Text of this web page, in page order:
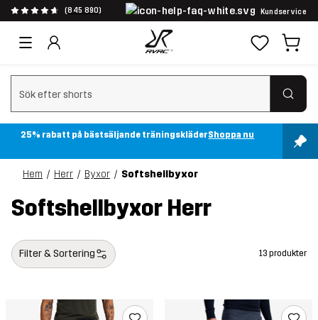
(845 890) Kundservice
Rensa sök
25% rabatt på bästsäljande träningskläderShoppa nu
Hem Herr Byxor Softshellbyxor
Softshellbyxor Herr
Filter & Sortering 13 produkter